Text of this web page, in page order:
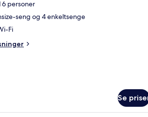
6 personer
seng og 4 enkeltsenge
Fi
Se